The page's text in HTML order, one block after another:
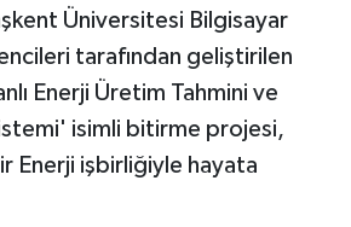
Üniversitesi Bilgisayar
tarafından geliştirilen
Enerji Üretim Tahmini ve
isimli bitirme projesi,
Enerji işbirliğiyle hayata